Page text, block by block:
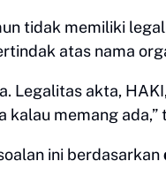
tidak memiliki
atas nama
Legalitas akta,
memang ada,”
ini berdasarkan